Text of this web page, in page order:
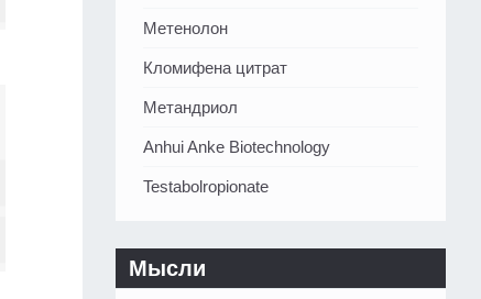
Метенолон
Кломифена цитрат
Метандриол
Anhui Anke Biotechnology
Testabolropionate
Мысли